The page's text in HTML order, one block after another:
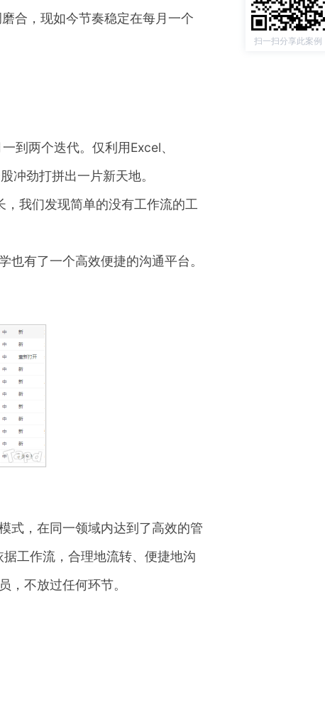
扫一扫分享此案例
合，现如今节奏稳定在每月一个
到两个迭代。仅利用Excel、
冲劲打拼出一片新天地。
我们发现简单的没有工作流的工
有了一个高效便捷的沟通平台。
式，在同一领域内达到了高效的管
工作流，合理地流转、便捷地沟
，不放过任何环节。